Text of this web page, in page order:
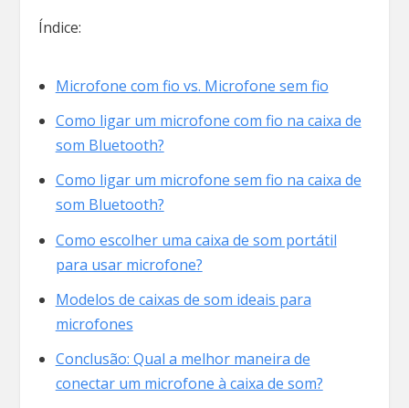
Índice:
Microfone com fio vs. Microfone sem fio
Como ligar um microfone com fio na caixa de
som Bluetooth?
Como ligar um microfone sem fio na caixa de
som Bluetooth?
Como escolher uma caixa de som portátil
para usar microfone?
Modelos de caixas de som ideais para
microfones
Conclusão: Qual a melhor maneira de
conectar um microfone à caixa de som?